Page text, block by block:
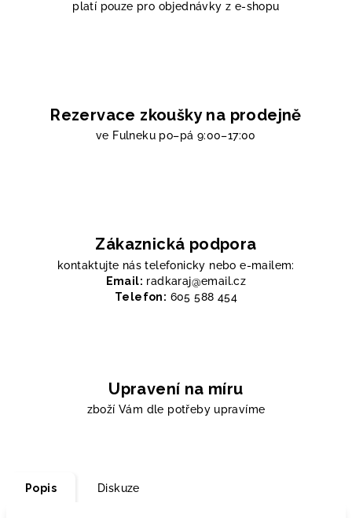
platí pouze pro objednávky z e-shopu
Rezervace zkoušky na prodejně
ve Fulneku po–pá 9:00–17:00
Zákaznická podpora
kontaktujte nás telefonicky nebo e-mailem:
Email: radkaraj@email.cz
Telefon: 605 588 454
Upravení na míru
zboží Vám dle potřeby upravíme
Popis Diskuze